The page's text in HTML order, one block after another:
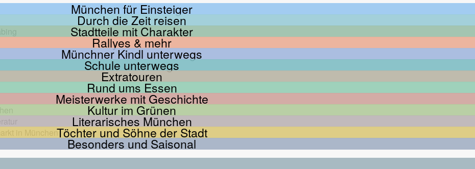
München für Einsteiger
Durch die Zeit reisen
Stadtteile mit Charakter
Rallyes & mehr
Münchner Kindl unterwegs
Schule unterwegs
Extratouren
Rund ums Essen
Meisterwerke mit Geschichte
Kultur im Grünen
Literarisches München
Töchter und Söhne der Stadt
Besonders und Saisonal